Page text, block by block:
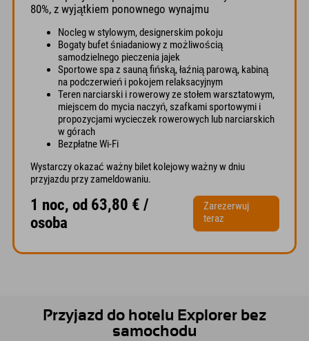
80%, z wyjątkiem ponownego wynajmu
Nocleg w stylowym, designerskim pokoju
Bogaty bufet śniadaniowy z możliwością
samodzielnego pieczenia jajek
Sportowe spa z sauną fińską, łaźnią parową, kabiną
na podczerwień i pokojem relaksacyjnym
Teren narciarski i rowerowy ze stołem warsztatowym,
miejscem do mycia naczyń, szafkami sportowymi i
propozycjami wycieczek rowerowych lub narciarskich
w górach
Bezpłatne Wi-Fi
Wystarczy okazać ważny bilet kolejowy ważny w dniu
przyjazdu przy zameldowaniu.
1 noc, od 63,80 € /
osoba
Zarezerwuj
teraz
Przyjazd do hotelu Explorer bez
samochodu